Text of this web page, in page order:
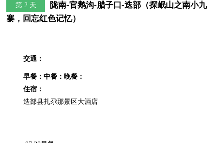
第 2 天
陇南-官鹅沟-腊子口-迭部（探岷山之南小九
寨，回忘红色记忆）
交通：
早餐：中餐：晚餐：
住宿：